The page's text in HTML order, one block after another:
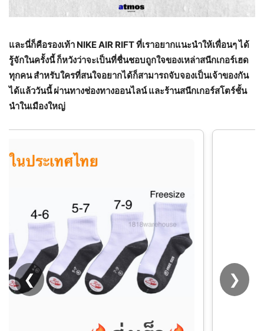
และนี่ก็คือรองเท้า NIKE AIR RIFT ที่เราอยากแนะนำให้เพื่อนๆ ได้
รู้จักในครั้งนี้ ก็หวังว่าจะเป็นที่ชื่นชอบถูกใจของเหล่าสนีกเกอร์เฮด
ทุกคน สำหรับใครที่สนใจอยากได้ก็สามารถจับจองเป็นเจ้าของกัน
ได้แล้ววันนี้ ผ่านทางช่องทางออนไลน์ และร้านสนีกเกอร์สโตร์ชั้น
นำในเมืองใหญ่
❮ ❯